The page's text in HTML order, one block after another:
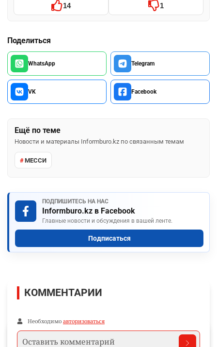
14 1
Поделиться
WhatsApp Telegram
VK Facebook
Ещё по теме
Новости и материалы Informburo.kz по связанным темам
МЕССИ
ПОДПИШИТЕСЬ НА НАС
Informburo.kz в Facebook
Главные новости и обсуждения в вашей ленте.
Подписаться
КОММЕНТАРИИ
Необходимо авторизоваться